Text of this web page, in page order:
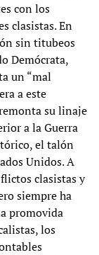
con los
clasistas. En
sin titubeos
Demócrata,
un “mal
a este
su linaje
a la Guerra
el talón
Unidos. A
clasistas y
siempre ha
promovida
los